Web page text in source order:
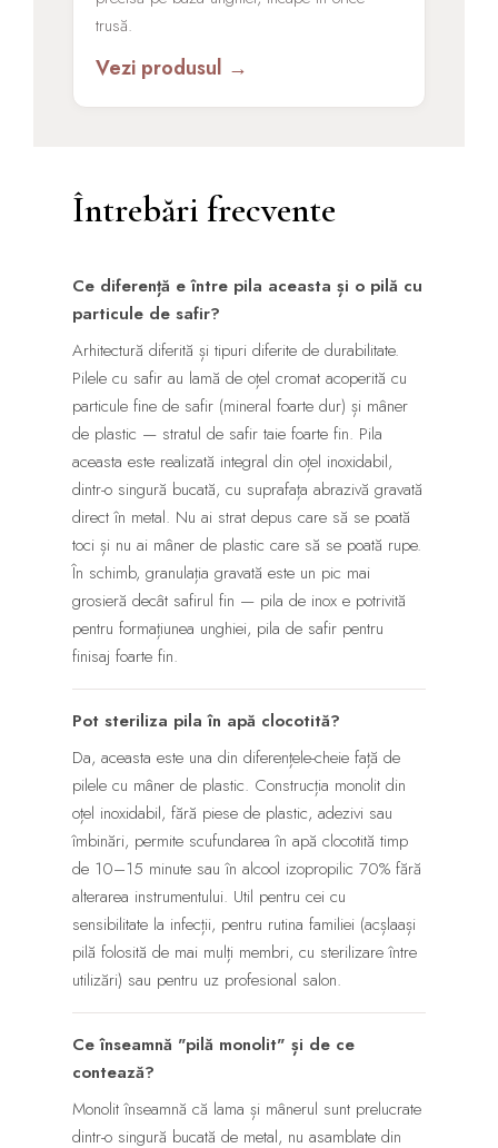
trusă.
Vezi produsul →
Întrebări frecvente
Ce diferență e între pila aceasta și o pilă cu
particule de safir?
Arhitectură diferită și tipuri diferite de durabilitate.
Pilele cu safir au lamă de oțel cromat acoperită cu
particule fine de safir (mineral foarte dur) și mâner
de plastic — stratul de safir taie foarte fin. Pila
aceasta este realizată integral din oțel inoxidabil,
dintr-o singură bucată, cu suprafața abrazivă gravată
direct în metal. Nu ai strat depus care să se poată
toci și nu ai mâner de plastic care să se poată rupe.
În schimb, granulația gravată este un pic mai
grosieră decât safirul fin — pila de inox e potrivită
pentru formațiunea unghiei, pila de safir pentru
finisaj foarte fin.
Pot steriliza pila în apă clocotită?
Da, aceasta este una din diferențele-cheie față de
pilele cu mâner de plastic. Construcția monolit din
oțel inoxidabil, fără piese de plastic, adezivi sau
îmbinări, permite scufundarea în apă clocotită timp
de 10–15 minute sau în alcool izopropilic 70% fără
alterarea instrumentului. Util pentru cei cu
sensibilitate la infecții, pentru rutina familiei (acșlaași
pilă folosită de mai mulți membri, cu sterilizare între
utilizări) sau pentru uz profesional salon.
Ce înseamnă "pilă monolit" și de ce
contează?
Monolit înseamnă că lama și mânerul sunt prelucrate
dintr-o singură bucată de metal, nu asamblate din